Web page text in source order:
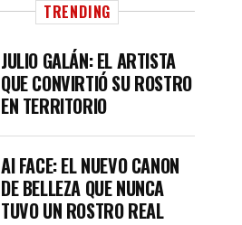
TRENDING
JULIO GALÁN: EL ARTISTA
QUE CONVIRTIÓ SU ROSTRO
EN TERRITORIO
AI FACE: EL NUEVO CANON
DE BELLEZA QUE NUNCA
TUVO UN ROSTRO REAL